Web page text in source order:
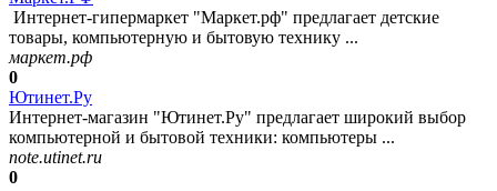
Интернет-гипермаркет "Маркет.рф" предлагает детские
товары, компьютерную и бытовую технику ...
маркет.рф
0
Ютинет.Ру
Интернет-магазин "Ютинет.Ру" предлагает широкий выбор
компьютерной и бытовой техники: компьютеры ...
note.utinet.ru
0